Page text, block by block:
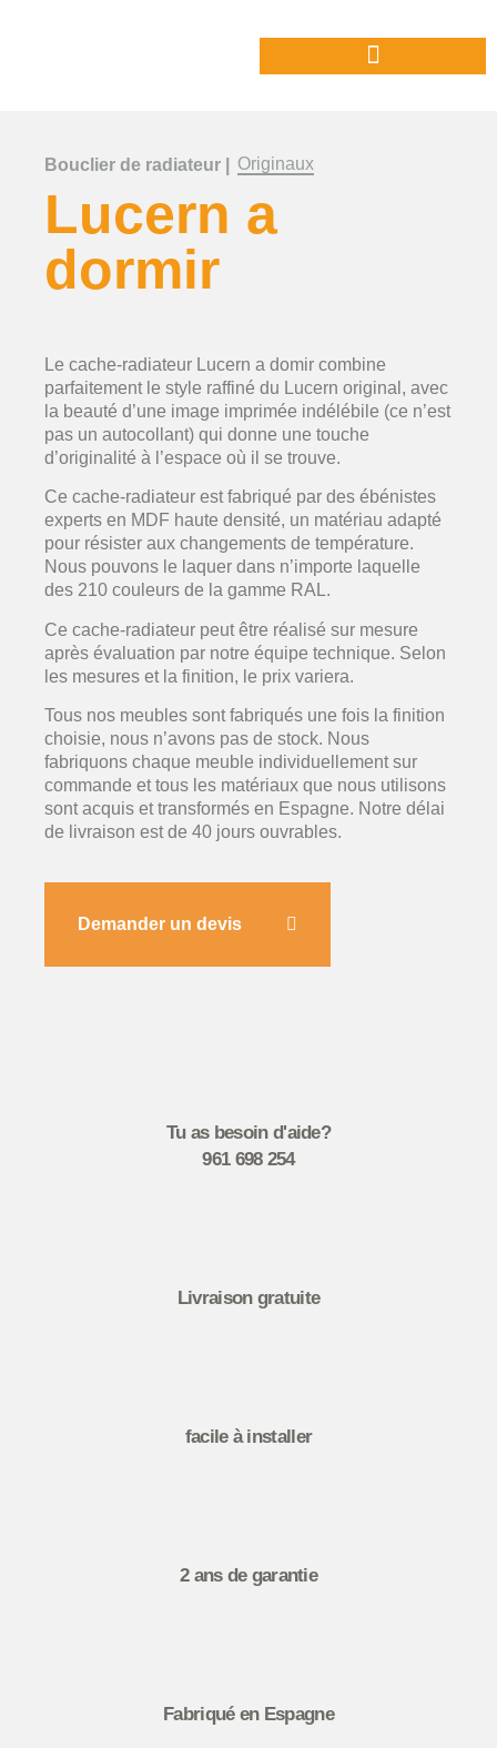
Bouclier de radiateur | Originaux
Lucern a
dormir
Le cache-radiateur Lucern a domir combine
parfaitement le style raffiné du Lucern original, avec
la beauté d’une image imprimée indélébile (ce n’est
pas un autocollant) qui donne une touche
d’originalité à l’espace où il se trouve.
Ce cache-radiateur est fabriqué par des ébénistes
experts en MDF haute densité, un matériau adapté
pour résister aux changements de température.
Nous pouvons le laquer dans n’importe laquelle
des 210 couleurs de la gamme RAL.
Ce cache-radiateur peut être réalisé sur mesure
après évaluation par notre équipe technique. Selon
les mesures et la finition, le prix variera.
Tous nos meubles sont fabriqués une fois la finition
choisie, nous n’avons pas de stock. Nous
fabriquons chaque meuble individuellement sur
commande et tous les matériaux que nous utilisons
sont acquis et transformés en Espagne. Notre délai
de livraison est de 40 jours ouvrables.
Demander un devis
Tu as besoin d'aide?
961 698 254
Livraison gratuite
facile à installer
2 ans de garantie
Fabriqué en Espagne